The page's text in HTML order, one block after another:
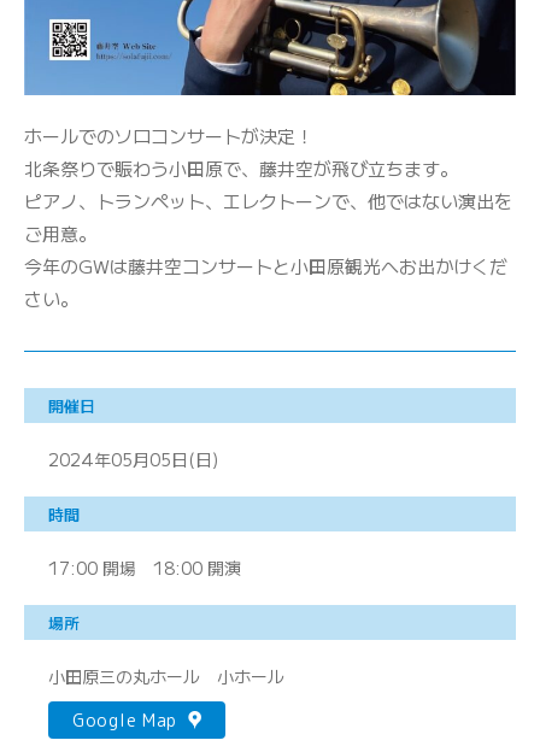
ホールでのソロコンサートが決定！
北条祭りで賑わう小田原で、藤井空が飛び立ちます。
ピアノ、トランペット、エレクトーンで、他ではない演出を
ご用意。
今年のGWは藤井空コンサートと小田原観光へお出かけくだ
さい。
開催日
2024年05月05日(日)
時間
17:00 開場 18:00 開演
場所
小田原三の丸ホール 小ホール
Google Map